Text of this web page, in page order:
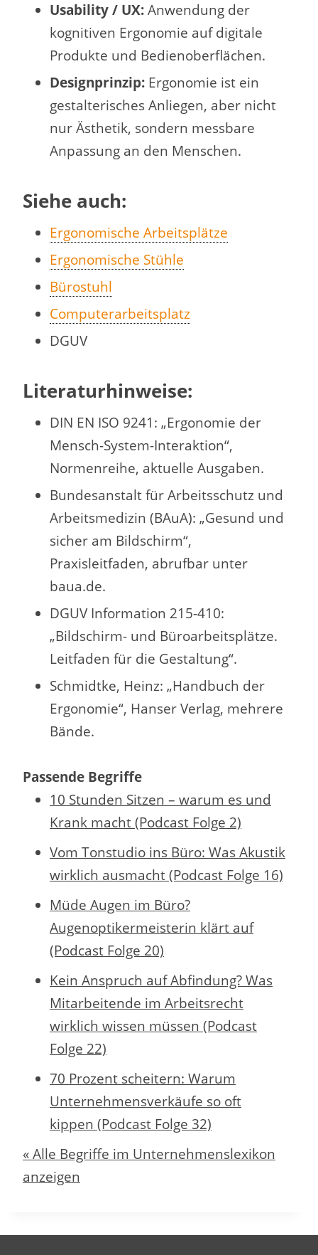
Usability / UX:Anwendung der
kognitiven Ergonomie auf digitale
Produkte und Bedienoberflächen.
Designprinzip: Ergonomie ist ein
gestalterisches Anliegen, aber nicht
nur Ästhetik, sondern messbare
Anpassung an den Menschen.
Siehe auch:
Ergonomische Arbeitsplätze
Ergonomische Stühle
Bürostuhl
Computerarbeitsplatz
DGUV
Literaturhinweise:
DIN EN ISO 9241: „Ergonomie der
Mensch-System-Interaktion“,
Normenreihe, aktuelle Ausgaben.
Bundesanstalt für Arbeitsschutz und
Arbeitsmedizin (BAuA): „Gesund und
sicher am Bildschirm“,
Praxisleitfaden, abrufbar unter
baua.de.
DGUV Information 215-410:
„Bildschirm- und Büroarbeitsplätze.
Leitfaden für die Gestaltung“.
Schmidtke, Heinz: „Handbuch der
Ergonomie“, Hanser Verlag, mehrere
Bände.
Passende Begriffe
10 Stunden Sitzen – warum es und
Krank macht (Podcast Folge 2)
Vom Tonstudio ins Büro: Was Akustik
wirklich ausmacht (Podcast Folge 16)
Müde Augen im Büro?
Augenoptikermeisterin klärt auf
(Podcast Folge 20)
Kein Anspruch auf Abfindung? Was
Mitarbeitende im Arbeitsrecht
wirklich wissen müssen (Podcast
Folge 22)
70 Prozent scheitern: Warum
Unternehmensverkäufe so oft
kippen (Podcast Folge 32)
« Alle Begriffe im Unternehmenslexikon
anzeigen